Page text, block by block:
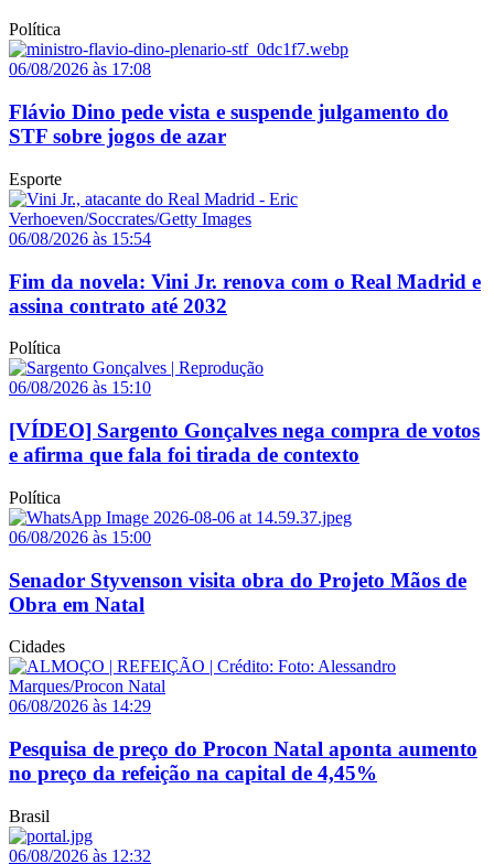
Política
06/08/2026 às 17:08
Flávio Dino pede vista e suspende julgamento do
STF sobre jogos de azar
Esporte
06/08/2026 às 15:54
Fim da novela: Vini Jr. renova com o Real Madrid e
assina contrato até 2032
Política
06/08/2026 às 15:10
[VÍDEO] Sargento Gonçalves nega compra de votos
e afirma que fala foi tirada de contexto
Política
06/08/2026 às 15:00
Senador Styvenson visita obra do Projeto Mãos de
Obra em Natal
Cidades
06/08/2026 às 14:29
Pesquisa de preço do Procon Natal aponta aumento
no preço da refeição na capital de 4,45%
Brasil
06/08/2026 às 12:32